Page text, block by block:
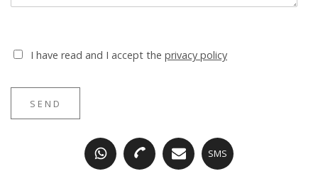
I have read and I accept the privacy policy
SEND
SMS